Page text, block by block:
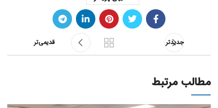
جدیدتر قدیمی‌تر
مطالب مرتبط